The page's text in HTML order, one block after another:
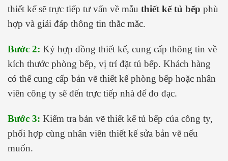
thiết kế sẽ trực tiếp tư vấn về mẫu thiết kế tủ bếp phù
hợp và giải đáp thông tin thắc mắc.
Bước 2: Ký hợp đồng thiết kế, cung cấp thông tin về
kích thước phòng bếp, vị trí đặt tủ bếp. Khách hàng
có thể cung cấp bản vẽ thiết kế phòng bếp hoặc nhân
viên công ty sẽ đến trực tiếp nhà để đo đạc.
Bước 3: Kiểm tra bản vẽ thiết kế tủ bếp của công ty,
phối hợp cùng nhân viên thiết kế sửa bản vẽ nếu
muốn.